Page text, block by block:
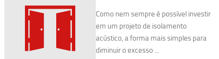
Como nem sempre é possível investir
em um projeto de isolamento
acústico, a forma mais simples para
diminuir o excesso ...